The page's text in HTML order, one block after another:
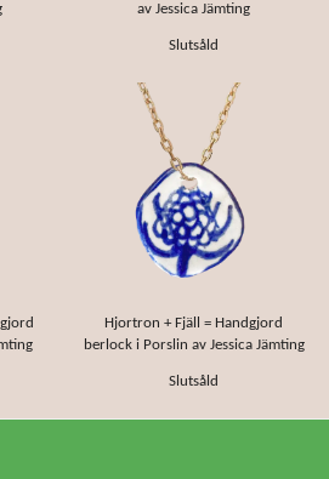
av Jessica Jämting
Slutsåld
Hjortron + Fjäll = Handgjord
berlock i Porslin av Jessica Jämting
Slutsåld